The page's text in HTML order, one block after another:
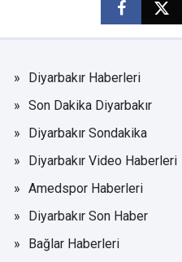
Diyarbakır Haberleri
Son Dakika Diyarbakır
Diyarbakır Sondakika
Diyarbakır Video Haberleri
Amedspor Haberleri
Diyarbakır Son Haber
Bağlar Haberleri